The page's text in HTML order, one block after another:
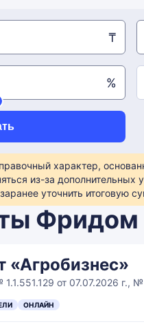
₸
%
характер,
из-за дополнительных
уточнить итоговую
Фридом
«Агробизнес»
от 07.07.2026 г.,
ОНЛАЙН